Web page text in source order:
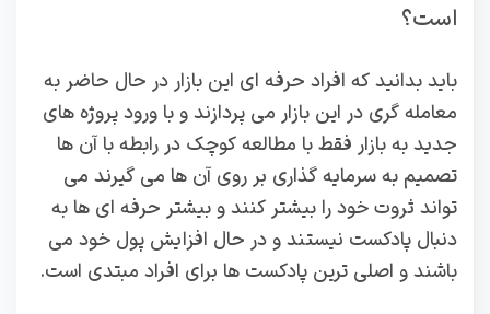
است؟
باید بدانید که افراد حرفه‌ ای این بازار در حال حاضر به
معامله گری در این بازار می پردازند و با ورود پروژه های
جدید به بازار فقط با مطالعه کوچک در رابطه با آن ها
تصمیم به سرمایه گذاری بر روی آن ها می گیرند می‌
تواند ثروت خود را بیشتر کنند و بیشتر حرفه ای ها به
دنبال پادکست نیستند و در حال افزایش پول خود می
باشند و اصلی‌ ترین پادکست‌ ها برای افراد مبتدی است.